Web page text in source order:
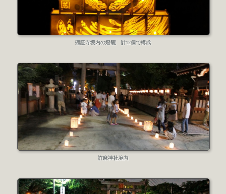
顕証寺境内の燈籠 計12個で構成
許麻神社境内